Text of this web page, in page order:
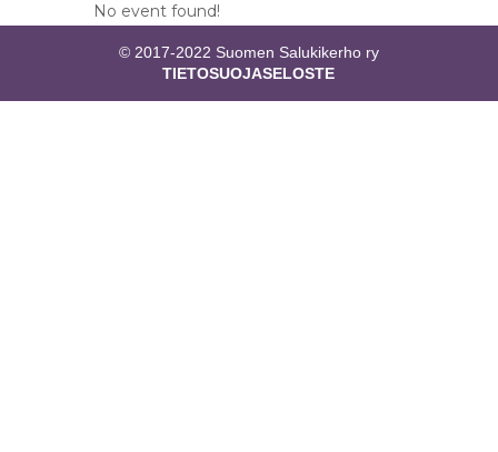
No event found!
© 2017-2022 Suomen Salukikerho ry
TIETOSUOJASELOSTE